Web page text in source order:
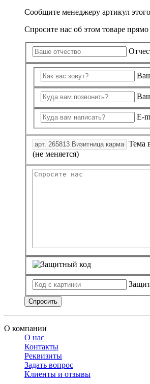
Сообщите менеджеру артикул
Спросите нас об этом товаре прямо
E-
Тема
(не меняется)
Спросить
О компании
О нас
Контакты
Реквизиты
Задать вопрос
Клиенты и отзывы